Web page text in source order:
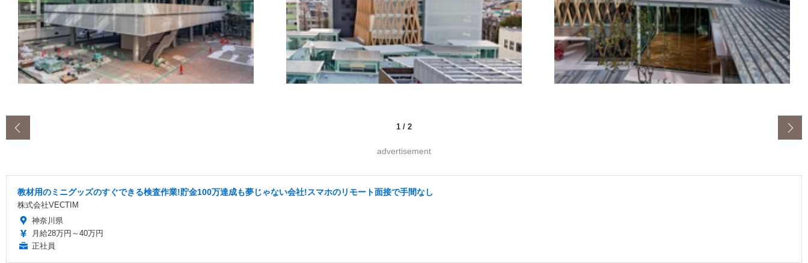
1 / 2
advertisement
教材用のミニグッズのすぐできる検査作業!貯金100万達成も夢じゃない会社!スマホのリモート面接で手間なし
株式会社VECTIM
神奈川県
月給28万円～40万円
正社員